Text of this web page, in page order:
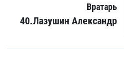
Вратарь
40.Лазушин Александр